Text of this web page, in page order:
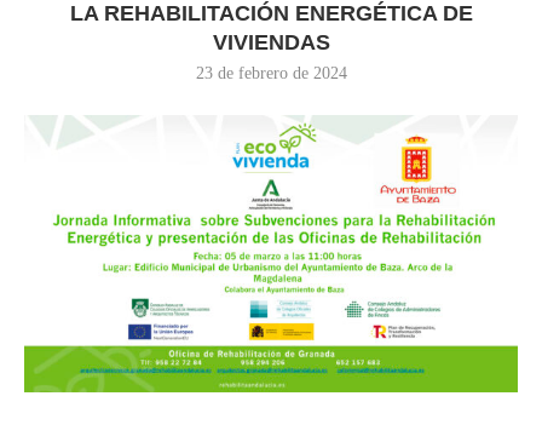
LA REHABILITACIÓN ENERGÉTICA DE
VIVIENDAS
23 de febrero de 2024